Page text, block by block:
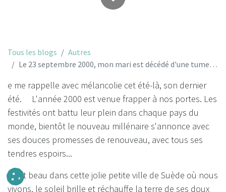
Tous les blogs
Autres
Le 23 septembre 2000, mon mari est décédé d'une tumeur au cerveau...
e me rappelle avec mélancolie cet été-là, son dernier
été. L'année 2000 est venue frapper à nos portes. Les
festivités ont battu leur plein dans chaque pays du
monde, bientôt le nouveau millénaire s'annonce avec
ses douces promesses de renouveau, avec tous ses
tendres espoirs...
Il fait beau dans cette jolie petite ville de Suède où nous
vivons, le soleil brille et réchauffe la terre de ses doux